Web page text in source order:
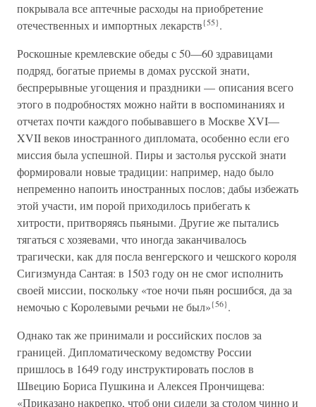
покрывала все аптечные расходы на приобретение
отечественных и импортных лекарств{55}.
Роскошные кремлевские обеды с 50—60 здравицами
подряд, богатые приемы в домах русской знати,
беспрерывные угощения и праздники — описания всего
этого в подробностях можно найти в воспоминаниях и
отчетах почти каждого побывавшего в Москве XVI—
XVII веков иностранного дипломата, особенно если его
миссия была успешной. Пиры и застолья русской знати
формировали новые традиции: например, надо было
непременно напоить иностранных послов; дабы избежать
этой участи, им порой приходилось прибегать к
хитрости, притворяясь пьяными. Другие же пытались
тягаться с хозяевами, что иногда заканчивалось
трагически, как для посла венгерского и чешского короля
Сигизмунда Сантая: в 1503 году он не смог исполнить
своей миссии, поскольку «тое ночи пьян росшибся, да за
немочью с Королевыми речьми не был»{56}.
Однако так же принимали и российских послов за
границей. Дипломатическому ведомству России
пришлось в 1649 году инструктировать послов в
Швецию Бориса Пушкина и Алексея Прончищева:
«Приказано накрепко, чтоб они сидели за столом чинно и